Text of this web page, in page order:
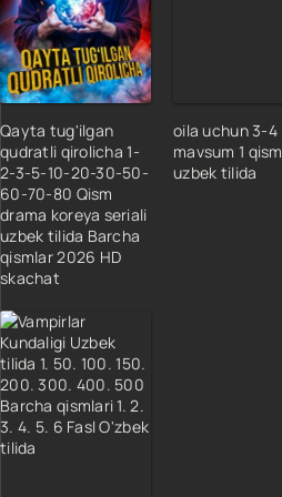
19 Qism
20 Qism
21 Qism
23 Qism
24 Qism
25 Qism
26 Qism
27 Qism
29 Qism
30 Qism
31 Qism
32 Qism
33 Qism
Qayta tug'ilgan
qudratli qirolicha 1-
2-3-5-10-20-30-50-
60-70-80 Qism
drama koreya seriali
uzbek tilida Barcha
qismlar 2026 HD
skachat
oila uchun 3-4
mavsum 1 qism
uzbek tilida